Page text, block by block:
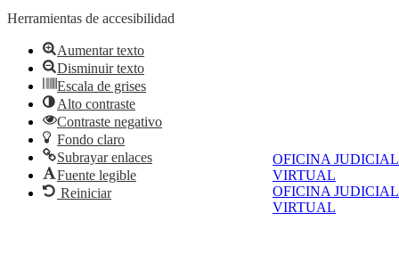
OFICINA JUDICIAL
VIRTUAL
OFICINA JUDICIAL
VIRTUAL
Herramientas de accesibilidad
Aumentar texto
Disminuir texto
Escala de grises
Alto contraste
Contraste negativo
Fondo claro
Subrayar enlaces
Fuente legible
Reiniciar